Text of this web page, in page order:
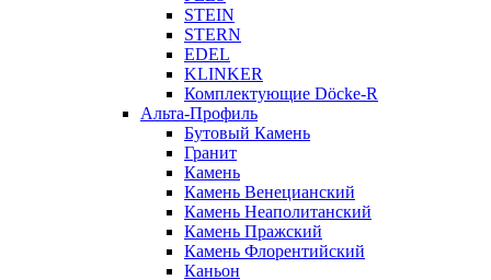
STEIN
STERN
EDEL
KLINKER
Комплектующие Döcke-R
Альта-Профиль
Бутовый Камень
Гранит
Камень
Камень Венецианский
Камень Неаполитанский
Камень Пражский
Камень Флорентийский
Каньон